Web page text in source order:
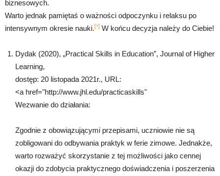
biznesowych.
Warto jednak pamiętaś o ważności odpoczynku i relaksu po
intensywnym okresie nauki.[⁴] W końcu decyzja należy do Ciebie!
Dydak (2020), „Practical Skills in Education”, Journal of Higher
Learning,
dostęp: 20 listopada 2021r., URL:
<a href="http://www.jhl.edu/practicaskills"
Wezwanie do działania:
Zgodnie z obowiązującymi przepisami, uczniowie nie są
zobligowani do odbywania praktyk w ferie zimowe. Jednakże,
warto rozważyć skorzystanie z tej możliwości jako cennej
okazji do zdobycia praktycznego doświadczenia i poszerzenia